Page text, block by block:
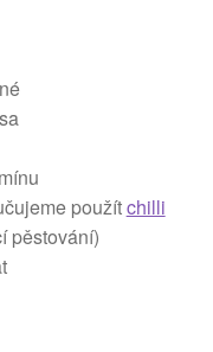
použítchilli
pěstování)